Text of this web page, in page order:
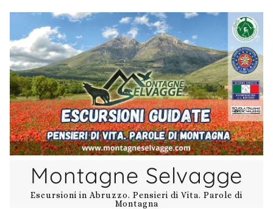
contenuto
Montagne Selvagge
Escursioni in Abruzzo. Pensieri di Vita. Parole di
Montagna